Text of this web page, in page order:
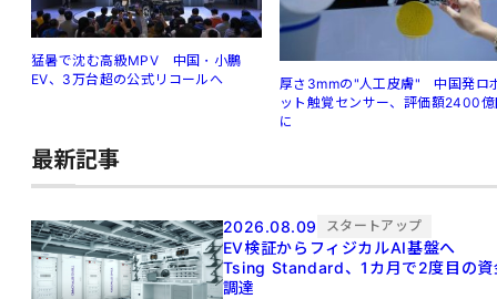
猛暑で沈む高級MPV 中国・小鵬
EV、3万台超の公式リコールへ
厚さ3mmの"人工皮膚" 中国発ロ
ット触覚センサー、評価額2400
に
最新記事
2026.08.09 スタートアップ
EV検証からフィジカルAI基盤へ
Tsing Standard、1カ月で2度目の資
調達